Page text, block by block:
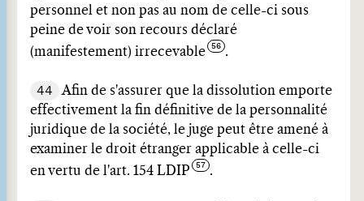
personnel et non pas au nom de celle-ci sous
peine de voir son recours déclaré
(manifestement) irrecevable
.
44
Afin de s'assurer que la dissolution emporte
effectivement la fin définitive de la personnalité
juridique de la société, le juge peut être amené à
examiner le droit étranger applicable à celle-ci
en vertu de l'art. 154 LDIP
.